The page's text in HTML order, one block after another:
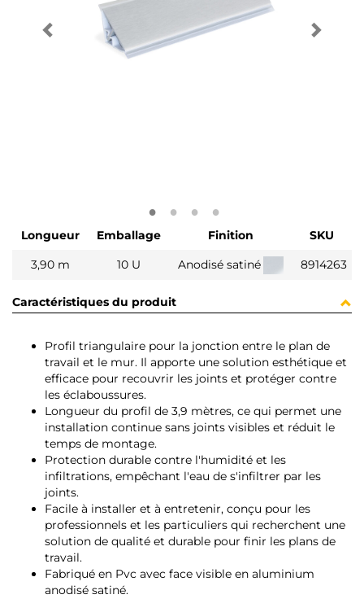
Longueur Emballage Finition
SKU
3,90 m
10 U Anodisé satiné 8914263
Caractéristiques du produit
Profil triangulaire pour la jonction entre le plan de
travail et le mur. Il apporte une solution esthétique et
efficace pour recouvrir les joints et protéger contre
les éclaboussures.
Longueur du profil de 3,9 mètres, ce qui permet une
installation continue sans joints visibles et réduit le
temps de montage.
Protection durable contre l'humidité et les
infiltrations, empêchant l'eau de s'infiltrer par les
joints.
Facile à installer et à entretenir, conçu pour les
professionnels et les particuliers qui recherchent une
solution de qualité et durable pour finir les plans de
travail.
Fabriqué en Pvc avec face visible en aluminium
anodisé satiné.